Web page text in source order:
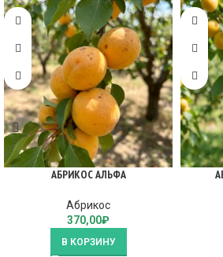
АБРИКОС АЛЬФА
Абрикос
370,00₽
В КОРЗИНУ